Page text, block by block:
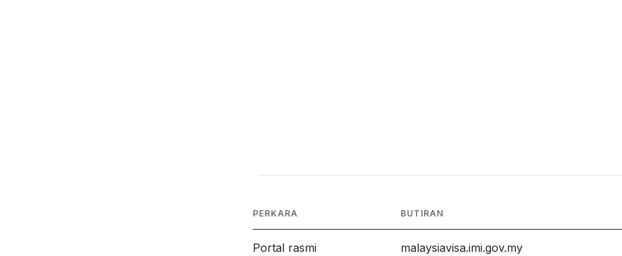
PERKARA BUTIRAN
Portal rasmi malaysiavisa.imi.gov.my